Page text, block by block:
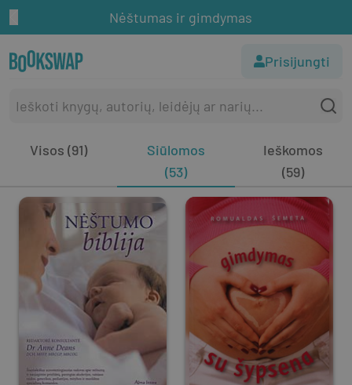
Nėštumas ir gimdymas
Prisijungti
Visos (91)
Siūlomos
(53)
Ieškomos
(59)